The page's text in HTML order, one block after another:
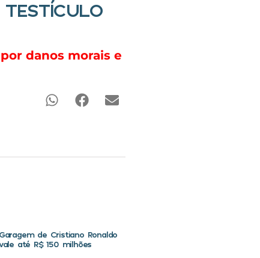
danos morais e
Garagem de Cristiano Ronaldo
até R$ 150 milhões